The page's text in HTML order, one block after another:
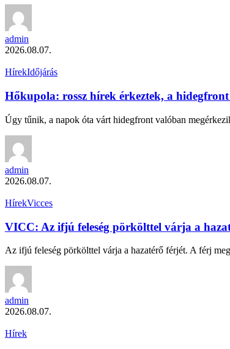
admin
2026.08.07.
HírekIdőjárás
Hőkupola: rossz hírek érkeztek, a
Úgy tűnik, a napok óta várt hidegfront valóban
admin
2026.08.07.
HírekVicces
VICC: Az ifjú feleség pörkölttel várja a
Az ifjú feleség pörkölttel várja a hazatérő férjét. A férj
admin
2026.08.07.
Hírek